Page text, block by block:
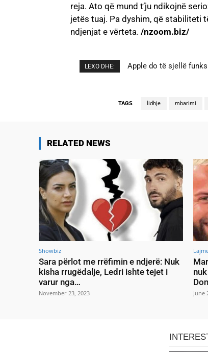
reja. Ato që mund t’ju ndikojnë
jetës tuaj. Pa dyshim, që stabiliteti
ndjenjat e vërteta. /nzoom.biz/
LEXO DHE: Apple do të sjellë
Cristiano Ronaldo
TAGS lidhje mbarimi
RELATED NEWS
Showbiz
Sara përlot me rrëfimin e ndjerë: Nuk
kisha rrugëdalje, Ledri ishte tejet i
varur nga…
November 23, 2023 June